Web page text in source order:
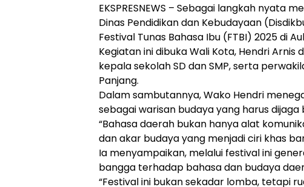
EKSPRESNEWS – Sebagai langkah nyata
Dinas Pendidikan dan Kebudayaan
Festival Tunas Bahasa Ibu (FTBI) 2025 di
Kegiatan ini dibuka Wali Kota, Hendri Arnis
kepala sekolah SD dan SMP, serta
Panjang.
Dalam sambutannya, Wako Hendri
sebagai warisan budaya yang harus dijaga
“Bahasa daerah bukan hanya alat
dan akar budaya yang menjadi ciri khas
Ia menyampaikan, melalui festival ini
bangga terhadap bahasa dan budaya
“Festival ini bukan sekadar lomba, tetapi